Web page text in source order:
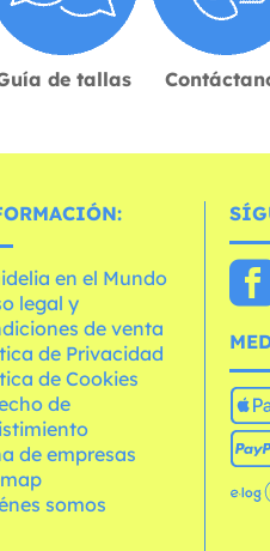
de tallas
en el Mundo
legal y
de venta
de Privacidad
de Cookies
de
de empresas
somos